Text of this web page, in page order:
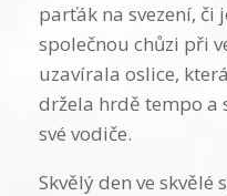
parťák na svezení, či
společnou chůzi při
uzavírala oslice, která
držela hrdě tempo a
své vodiče.
Skvělý den ve skvělé